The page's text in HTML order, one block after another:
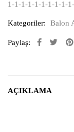
1-1-1-1-1-1-1-1-1-
Kategoriler: Balon
Paylaş:
AÇIKLAMA